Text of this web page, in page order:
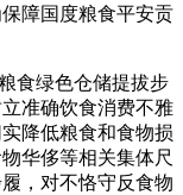
障国度粮食平安贡
食绿色仓储提拔步
准确饮食消费不雅
降低粮食和食物损
华侈等相关集体尺
，对不恪守反食物